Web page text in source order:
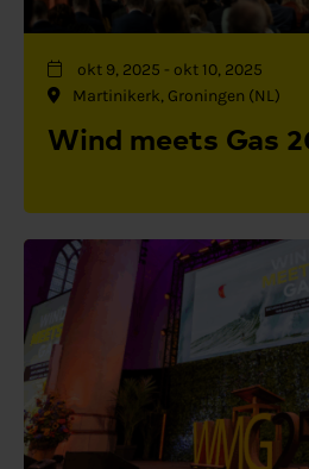
okt 9, 2025 - okt 10, 2025
Martinikerk, Groningen (NL)
Wind meets Gas